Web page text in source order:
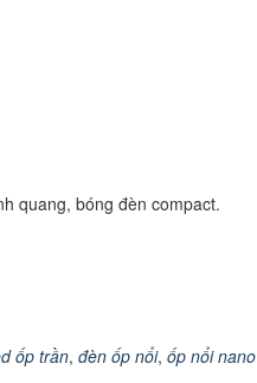
quang, bóng đèn compact.
ốp trần, đèn ốp nổi, ốp nổi nano